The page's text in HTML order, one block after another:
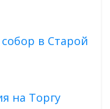
в Старой
на Торгу